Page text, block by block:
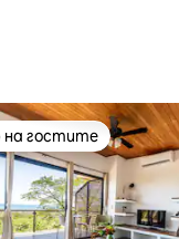
на гостите
на гостите